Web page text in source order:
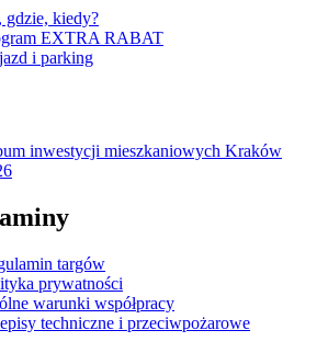
gdzie, kiedy?
EXTRA RABAT
i parking
inwestycji mieszkaniowych Kraków
targów
prywatności
warunki współpracy
techniczne i przeciwpożarowe